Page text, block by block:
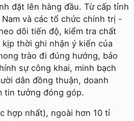
đặt lên hàng đầu. Từ cấp tỉnh
và các tổ chức chính trị -
dõi tiến độ, kiểm tra chất
thời ghi nhận ý kiến của
trào đi đúng hướng, bảo
sự công khai, minh bạch
dân đồng thuận, doanh
tin tưởng đóng góp.
hợp nhất), ngoài hơn 10 tỉ